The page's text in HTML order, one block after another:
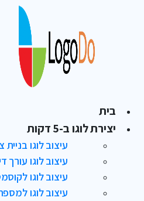
בית
יצירת לוגו ב-5 דקות
עיצוב לוגו בניית
עיצוב לוגו עורך
עיצוב לוגו
עיצוב לוגו